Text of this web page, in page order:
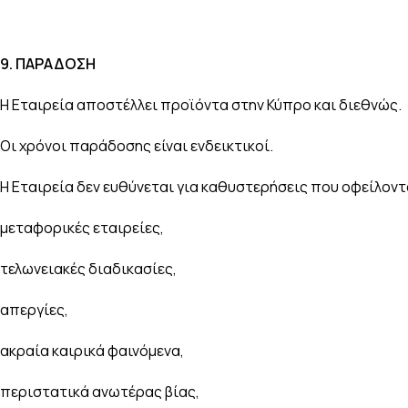
9. ΠΑΡΑΔΟΣΗ
Η Εταιρεία αποστέλλει προϊόντα στην Κύπρο και διεθνώς.
Οι χρόνοι παράδοσης είναι ενδεικτικοί.
Η Εταιρεία δεν ευθύνεται για καθυστερήσεις που
μεταφορικές εταιρείες,
τελωνειακές διαδικασίες,
απεργίες,
ακραία καιρικά φαινόμενα,
περιστατικά ανωτέρας βίας,